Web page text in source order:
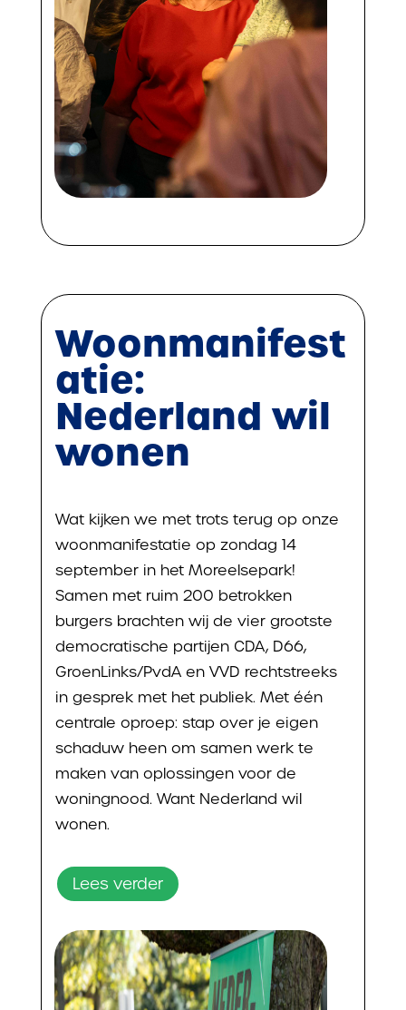
Woonmanifest
atie:
Nederland wil
wonen
Wat kijken we met trots terug op onze
woonmanifestatie op zondag 14
september in het Moreelsepark!
Samen met ruim 200 betrokken
burgers brachten wij de vier grootste
democratische partijen CDA, D66,
GroenLinks/PvdA en VVD rechtstreeks
in gesprek met het publiek. Met één
centrale oproep: stap over je eigen
schaduw heen om samen werk te
maken van oplossingen voor de
woningnood. Want Nederland wil
wonen.
Lees verder